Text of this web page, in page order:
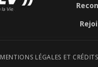
MENTIONS LÉGALES ET CRÉDITS